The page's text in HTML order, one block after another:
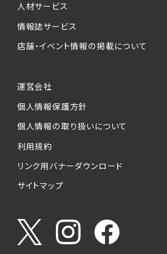
本サービスが収集する個人情報
ービスの実施にあたりそれぞれ
を入力いただかない場合は、各
個人情報の第三者への提供に
当社は、以下の提供先に対して
します。
(1)お客様が求人応募フォーム
送信した事業主（広告主）への
お客様が求職活動・応募等を
うやりとり・情報提供（採否・
ます）
人材サービス
情報誌サービス
店舗・イベント情報の掲載について
運営会社
個人情報保護方針
個人情報の取り扱いについて
利用規約
リンク用バナーダウンロード
サイトマップ